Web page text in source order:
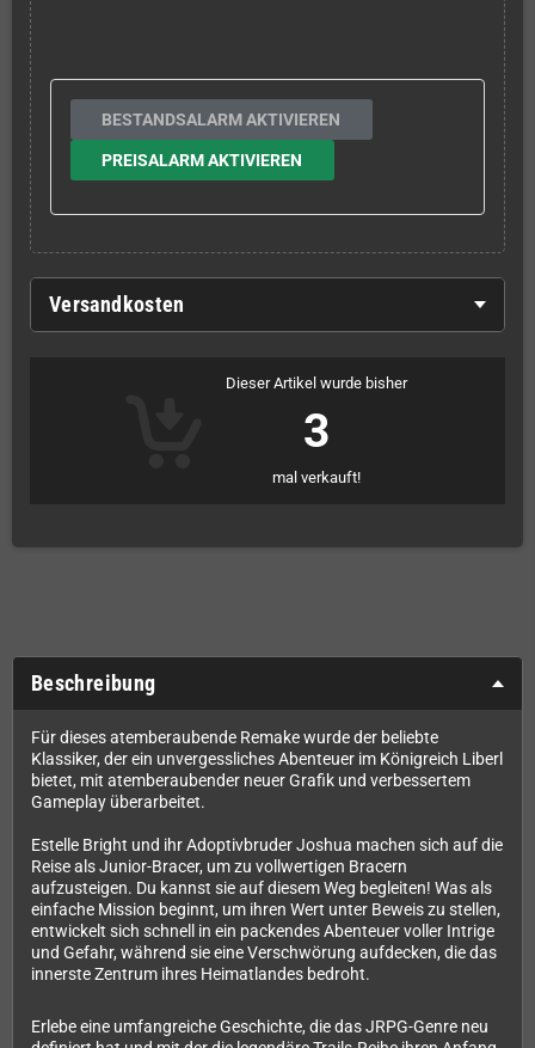
BESTANDSALARM AKTIVIEREN
PREISALARM AKTIVIEREN
Versandkosten
Dieser Artikel wurde bisher
3
mal verkauft!
Beschreibung
Für dieses atemberaubende Remake wurde der beliebte
Klassiker, der ein unvergessliches Abenteuer im Königreich Liberl
bietet, mit atemberaubender neuer Grafik und verbessertem
Gameplay überarbeitet.
Estelle Bright und ihr Adoptivbruder Joshua machen sich auf die
Reise als Junior-Bracer, um zu vollwertigen Bracern
aufzusteigen. Du kannst sie auf diesem Weg begleiten! Was als
einfache Mission beginnt, um ihren Wert unter Beweis zu stellen,
entwickelt sich schnell in ein packendes Abenteuer voller Intrige
und Gefahr, während sie eine Verschwörung aufdecken, die das
innerste Zentrum ihres Heimatlandes bedroht.
Erlebe eine umfangreiche Geschichte, die das JRPG-Genre neu